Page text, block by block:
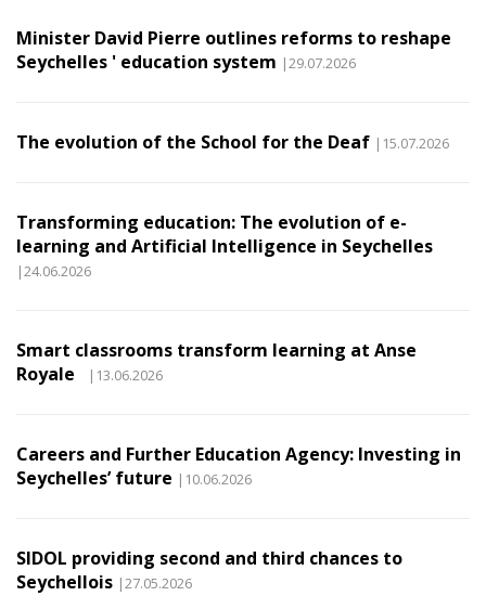
Minister David Pierre outlines reforms to reshape
Seychelles ' education system |29.07.2026
The evolution of the School for the Deaf |15.07.2026
Transforming education: The evolution of e-
learning and Artificial Intelligence in Seychelles
|24.06.2026
Smart classrooms transform learning at Anse
Royale
|13.06.2026
Careers and Further Education Agency: Investing in
Seychelles’ future |10.06.2026
SIDOL providing second and third chances to
Seychellois |27.05.2026